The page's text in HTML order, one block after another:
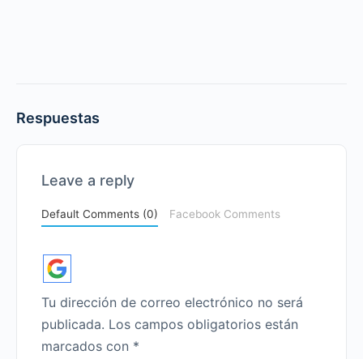
Respuestas
Leave a reply
Default Comments (0) Facebook Comments
Tu dirección de correo electrónico no será
publicada. Los campos obligatorios están
marcados con *